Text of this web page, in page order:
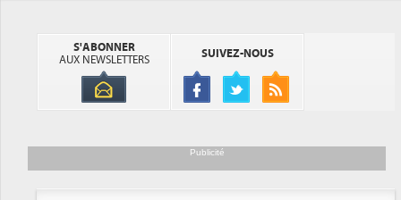
S'ABONNER
AUX NEWSLETTERS
SUIVEZ-NOUS
Publicité